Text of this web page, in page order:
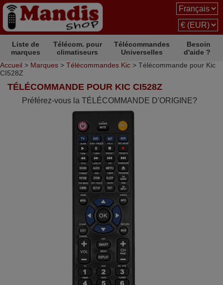
Liste de
marques
Télécom. pour
climatiseurs
Télécommandes
Universelles
Besoin
d'aide ?
Accueil > Marques > Télécommandes Kic > Télécommande pour Kic
CI528Z
TÉLÉCOMMANDE POUR KIC CI528Z
Préférez-vous la TÉLÉCOMMANDE D'ORIGINE?